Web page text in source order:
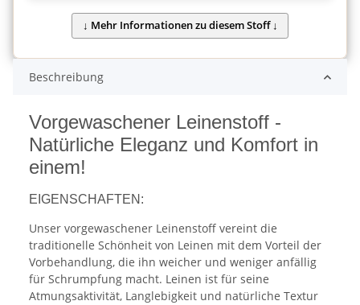
Beschreibung
Vorgewaschener Leinenstoff -
Natürliche Eleganz und Komfort in
einem!
EIGENSCHAFTEN:
Unser vorgewaschener Leinenstoff vereint die
traditionelle Schönheit von Leinen mit dem Vorteil der
Vorbehandlung, die ihn weicher und weniger anfällig
für Schrumpfung macht. Leinen ist für seine
Atmungsaktivität, Langlebigkeit und natürliche Textur